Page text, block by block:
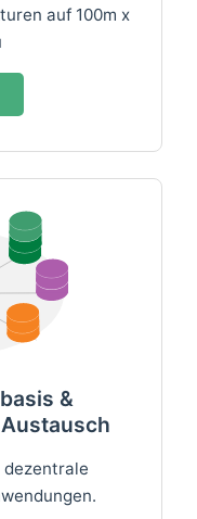
auf 100m x
&
dezentrale